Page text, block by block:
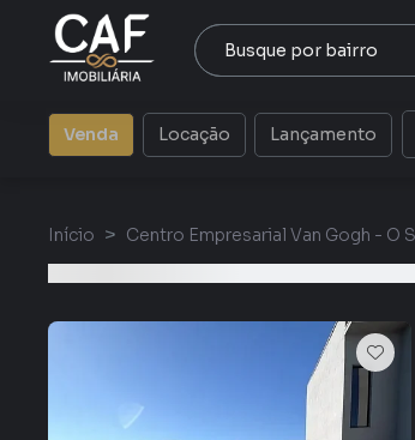
Venda Locação Lançamento
Início Centro Empresarial Van Gogh - O